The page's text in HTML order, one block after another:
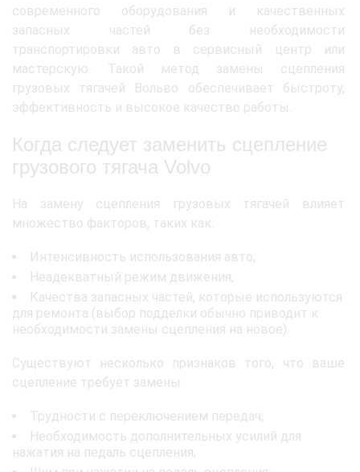
современного оборудования и качественных
запасных частей без необходимости
транспортировки авто в сервисный центр или
мастерскую. Такой метод замены сцепления
грузовых тягачей Вольво обеспечивает быстроту,
эффективность и высокое качество работы.
Когда следует заменить сцепление
грузового тягача Volvo
На замену сцепления грузовых тягачей влияет
множество факторов, таких как:
Интенсивность использования авто;
Неадекватный режим движения;
Качества запасных частей, которые используются
для ремонта (выбор подделки обычно приводит к
необходимости замены сцепления на новое).
Существуют несколько признаков того, что ваше
сцепление требует замены:
Трудности с переключением передач;
Необходимость дополнительных усилий для
нажатия на педаль сцепления;